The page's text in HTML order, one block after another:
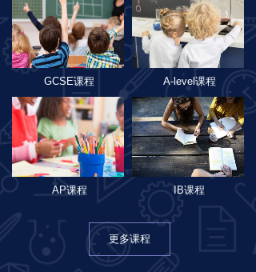
GCSE课程 A-level课程
AP课程 IB课程
更多课程